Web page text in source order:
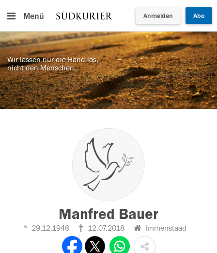
Menü Anmelden Abo
Wir lassen nur die Hand los,
nicht den Menschen.
Manfred Bauer
29.12.1946 12.07.2018 Immenstaad